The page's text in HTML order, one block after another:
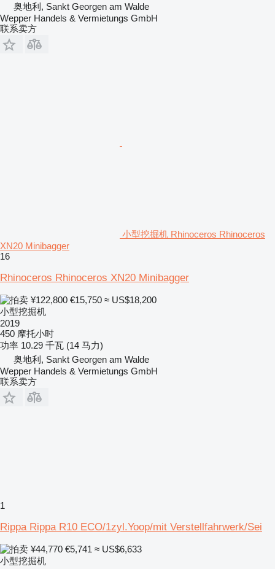
奥地利, Sankt Georgen am Walde
Wepper Handels & Vermietungs GmbH
联系卖方
小型挖掘机 Rhinoceros Rhinoceros
XN20 Minibagger
16
Rhinoceros Rhinoceros XN20 Minibagger
¥122,800 €15,750 ≈ US$18,200
小型挖掘机
2019
450 摩托小时
功率 10.29 千瓦 (14 马力)
奥地利, Sankt Georgen am Walde
Wepper Handels & Vermietungs GmbH
联系卖方
1
Rippa Rippa R10 ECO/1zyl.Yoop/mit Verstellfahrwerk/Sei
¥44,770 €5,741 ≈ US$6,633
小型挖掘机